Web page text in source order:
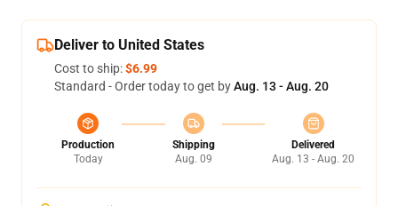
Deliver to United States
Cost to ship:$6.99
Standard - Order today to get byAug. 13 - Aug. 20
Production
Today
Shipping
Aug. 09
Delivered
Aug. 13 - Aug. 20